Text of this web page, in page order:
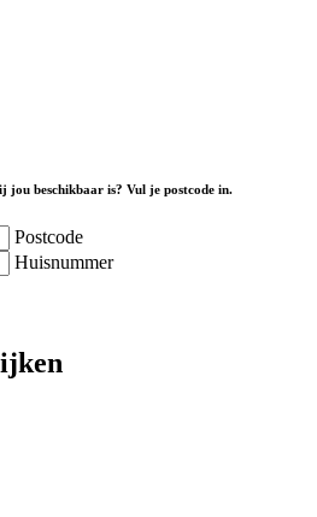
jou beschikbaar is? Vul je postcode in.
Postcode
Huisnummer